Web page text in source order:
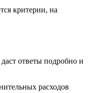
критерии, на
ответы подробно и
расходов